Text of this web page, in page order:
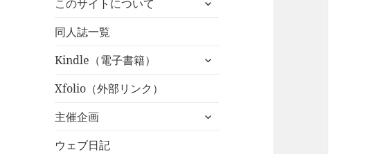
このサイトについて
ュ
同人誌一覧
Kindle（電子書籍）
サ
ュ
Xfolio（外部リンク）
主催企画
サ
ウェブ日記